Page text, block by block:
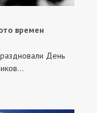
времен
День